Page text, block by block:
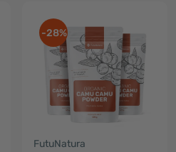
-28%
FutuNatura